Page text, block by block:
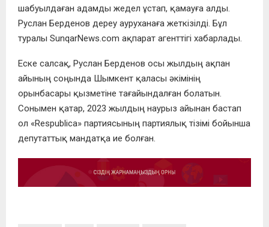
шабуылдаған адамды жедел ұстап, қамауға алды.
Руслан Берденов дереу ауруханаға жеткізілді. Бұл
туралы SunqarNews.com ақпарат агенттігі хабарлады.
Еске салсақ, Руслан Берденов осы жылдың ақпан
айының соңында Шымкент қаласы әкімінің
орынбасары қызметіне тағайындалған болатын.
Сонымен қатар, 2023 жылдың наурыз айынан бастап
ол «Respublica» партиясының партиялық тізімі бойынша
депутаттық мандатқа ие болған.